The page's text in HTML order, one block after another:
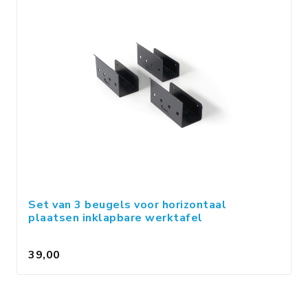
Set van 3 beugels voor horizontaal
plaatsen inklapbare werktafel
39,00